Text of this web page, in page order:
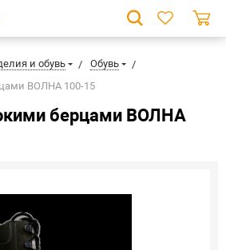
и обувь
Обувь
ВОЛНА 100-15
берцами ВОЛНА